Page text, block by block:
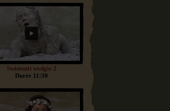
Swimsuit wedgie 2
Durée 11:30